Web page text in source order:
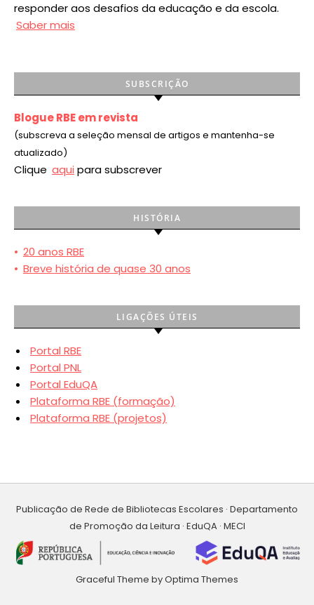
responder aos desafios da educação e da escola.
Saber mais
SUBSCRIÇÃO
Blogue RBE em revista
(subscreva a seleção mensal de artigos e mantenha-se
atualizado)
Clique aqui para subscrever
HISTÓRIA
• 20 anos RBE
• Breve história de quase 30 anos
LIGAÇÕES ÚTEIS
Portal RBE
Portal PNL
Portal EduQA
Plataforma RBE (formação)
Plataforma RBE (projetos)
Publicação de Rede de Bibliotecas Escolares · Departamento
de Promoção da Leitura · EduQA · MECI
Graceful Theme byOptima Themes